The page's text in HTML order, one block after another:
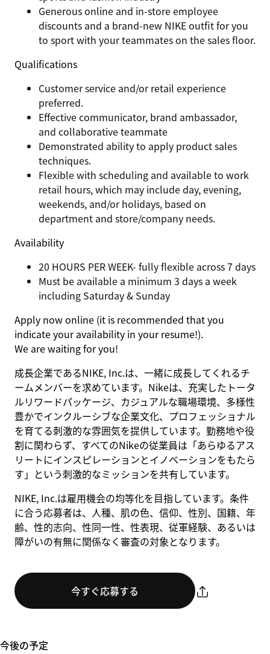
Generous online and in-store employee
discounts and a brand-new NIKE outfit for you
to sport with your teammates on the sales floor.
Qualifications
Customer service and/or retail experience
preferred.
Effective communicator, brand ambassador,
and collaborative teammate
Demonstrated ability to apply product sales
techniques.
Flexible with scheduling and available to work
retail hours, which may include day, evening,
weekends, and/or holidays, based on
department and store/company needs.
Availability
20 HOURS PER WEEK- fully flexible across 7 days
Must be available a minimum 3 days a week
including Saturday & Sunday
Apply now online (it is recommended that you
indicate your availability in your resume!).
We are waiting for you!
成長企業であるNIKE, Inc.は、一緒に成長してくれるチ
ームメンバーを求めています。Nikeは、充実したトータ
ルリワードパッケージ、カジュアルな職場環境、多様性
豊かでインクルーシブな企業文化、プロフェッショナル
を育てる刺激的な雰囲気を提供しています。勤務地や役
割に関わらず、すべてのNikeの従業員は「あらゆるアス
リートにインスピレーションとイノベーションをもたら
す」という刺激的なミッションを共有しています。
NIKE, Inc.は雇用機会の均等化を目指しています。条件
に合う応募者は、人種、肌の色、信仰、性別、国籍、年
齢、性的志向、性同一性、性表現、従軍経験、あるいは
障がいの有無に関係なく審査の対象となります。
今すぐ応募する
今後の予定